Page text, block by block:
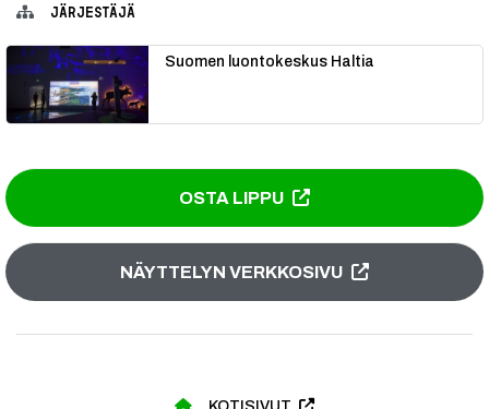
JÄRJESTÄJÄ
Suomen luontokeskus Haltia
OSTA LIPPU
NÄYTTELYN VERKKOSIVU